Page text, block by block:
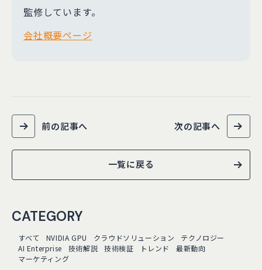
監修しています。
会社概要ページ
前の記事へ
一覧に戻る
次の記事へ
CATEGORY
すべて NVIDIA GPU クラウドソリューション
テクノロジー
AI Enterprise
技術解説 技術検証 トレンド
最新動向
マーケティング